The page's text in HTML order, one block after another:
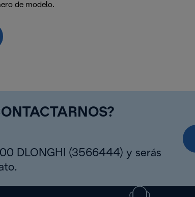
de modelo.
DLONGHI (3566444) y serás